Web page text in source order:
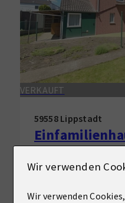
VERKAUFT
59558 Lippstadt
ca. 88,60 m²
Wir verwenden
Wir verwenden